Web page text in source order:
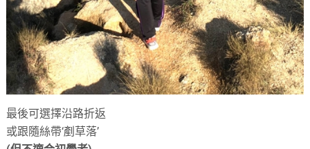
最後可選擇沿路折返
或跟隨絲帶‘剷草落’